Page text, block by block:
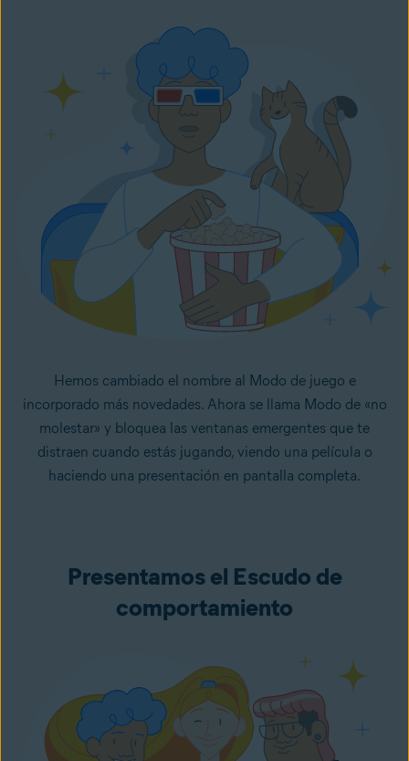
Hemos cambiado el nombre al Modo de juego e
incorporado más novedades. Ahora se llama Modo de «no
molestar» y bloquea las ventanas emergentes que te
distraen cuando estás jugando, viendo una película o
haciendo una presentación en pantalla completa.
Presentamos el Escudo de
comportamiento